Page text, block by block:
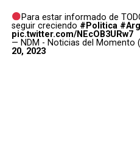
Para estar informado de
seguir creciendo #Politica
pic.twitter.com/NEcOB3URw7
— NDM - Noticias del Momento
20, 2023